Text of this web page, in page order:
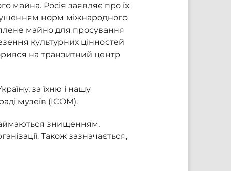
майна. Росія заявляє про їх
норм міжнародного
майно для просування
культурних цінностей
на транзитний центр
за їхню і нашу
музеїв (ICOM).
знищенням,
Також зазначається,